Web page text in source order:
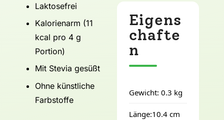
Laktosefrei
Kalorienarm (11
kcal pro 4 g
Portion)
Mit Stevia gesüßt
Ohne künstliche
Farbstoffe
Eigens
chafte
n
Gewicht: 0.3 kg
Länge:10.4 cm